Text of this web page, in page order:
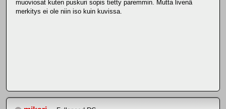
muoviosat kuten puskuri sopis tietty paremmin. Mutta livenä
merkitys ei ole niin iso kuin kuvissa.